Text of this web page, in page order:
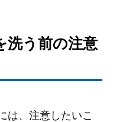
洗う前の注意
は、注意したいこ